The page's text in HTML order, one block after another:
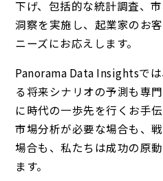
下げ、包括的な統計調査、
洞察を実施し、起業家のお
ニーズにお応えします。
Panorama Data Insightsで
る将来シナリオの予測も専
に時代の一歩先を行くお手
市場分析が必要な場合も、
場合も、私たちは成功の原
ます。